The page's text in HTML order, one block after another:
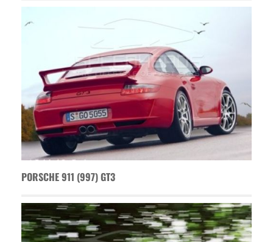
PORSCHE 911 (997) GT3